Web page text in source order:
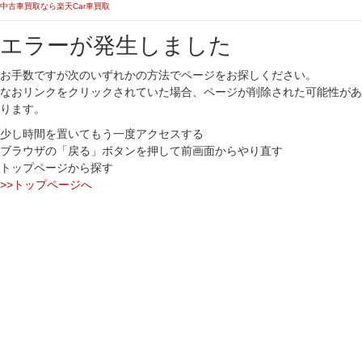
中古車買取なら楽天Car車買取
エラーが発生しました
お手数ですが次のいずれかの方法でページをお探しください。
なおリンクをクリックされていた場合、ページが削除された可能性があ
ります。
少し時間を置いてもう一度アクセスする
ブラウザの「戻る」ボタンを押して前画面からやり直す
トップページから探す
>>トップページへ